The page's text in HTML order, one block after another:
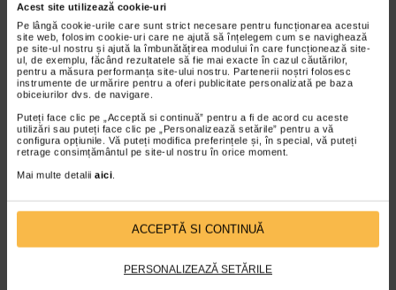
Acest site utilizează cookie-uri
Pe lângă cookie-urile care sunt strict necesare pentru funcționarea acestui
site web, folosim cookie-uri care ne ajută să înțelegem cum se navighează
pe site-ul nostru și ajută la îmbunătățirea modului în care funcționează site-
ul, de exemplu, făcând rezultatele să fie mai exacte în cazul căutărilor,
pentru a măsura performanța site-ului nostru. Partenerii noștri folosesc
instrumente de urmărire pentru a oferi publicitate personalizată pe baza
obiceiurilor dvs. de navigare.
Puteți face clic pe „Acceptă si continuă” pentru a fi de acord cu aceste
utilizări sau puteți face clic pe „Personalizează setările” pentru a vă
configura opțiunile. Vă puteți modifica preferințele și, în special, vă puteți
retrage consimțământul pe site-ul nostru în orice moment.
Mai multe detalii aici
ACCEPTĂ SI CONTINUĂ
PERSONALIZEAZĂ SETĂRILE
CUM ALEG CORECT CIORAPII COMPRESIVI?
Ghid practic pentru alegerea modelului si marimii
corecte
Ciorapii compresivi sunt conceputi pentru a exercita o
presiune controlata asupra membrelor inferioare,
contribuind la sustinerea circulatiei venoase. Pentru
eficienta si confort, este important sa alegi corect nivelul de
compresie, modelul si marimea.
1. Alege nivelul de compresie
Recomandat pentru